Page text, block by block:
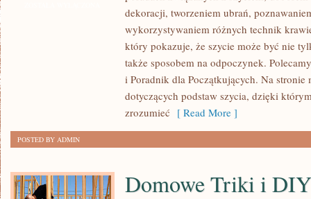
POCZĄTKUJĄCYCH
dekoracji, tworzeniem ubrań,
wykorzystywaniem różnych technik
który pokazuje, że szycie może być nie
także sposobem na odpoczynek.
i Poradnik dla Początkujących. Na stronie
dotyczących podstaw szycia, dzięki
zrozumieć [ Read More ]
POSTED BY ADMIN
Domowe Triki i DIY